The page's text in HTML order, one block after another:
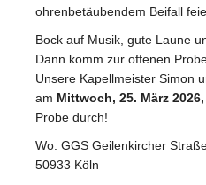
ohrenbetäubendem Beifall
Bock auf Musik, gute Laune
Dann komm zur offenen
Unsere Kapellmeister Simon
am Mittwoch, 25. März
Probe durch!
Wo: GGS Geilenkircher
50933 Köln